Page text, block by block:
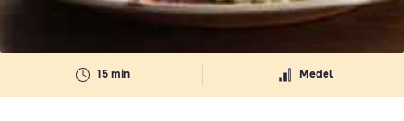
15 min Medel